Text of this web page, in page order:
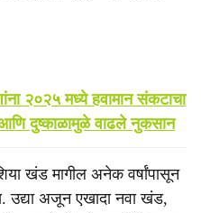
२०२५ मध्ये हवामान संकटाचा
दुष्काळामुळे वाढले नुकसान
खंड मागील अनेक वर्षांपासून
अजून एखादा नवा खंड,